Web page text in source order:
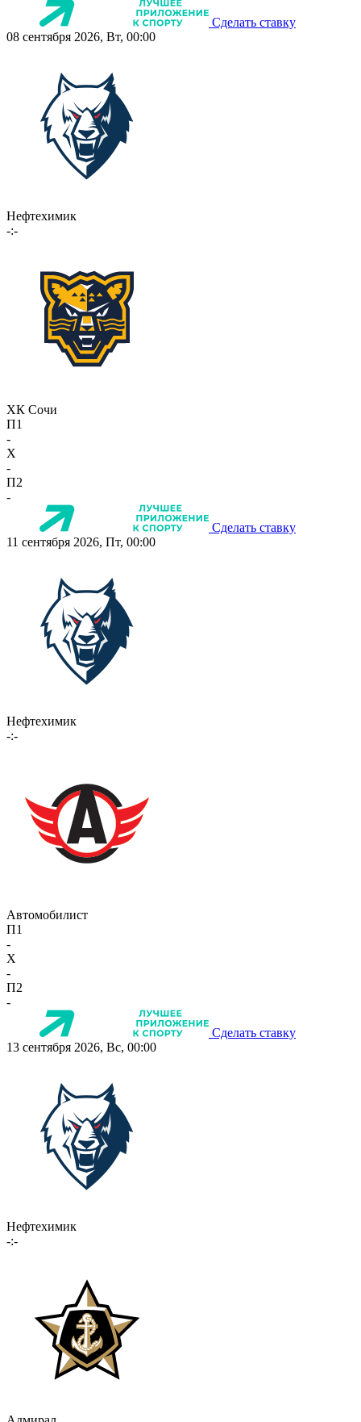
Сделать ставку
08 сентября 2026, Вт, 00:00
Нефтехимик
-:-
ХК Сочи
П1
-
X
-
П2
-
Сделать ставку
11 сентября 2026, Пт, 00:00
Нефтехимик
-:-
Автомобилист
П1
-
X
-
П2
-
Сделать ставку
13 сентября 2026, Вс, 00:00
Нефтехимик
-:-